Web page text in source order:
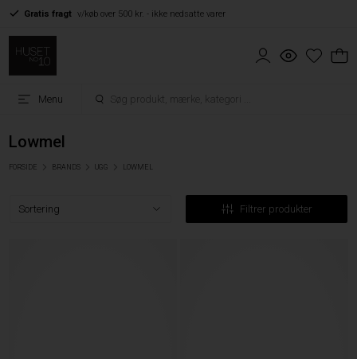
Gratis fragt v/køb over 500 kr. - ikke nedsatte varer
Menu
Lowmel
FORSIDE BRANDS UGG LOWMEL
Filtrer produkter